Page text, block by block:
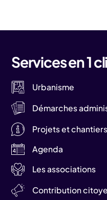
Services en 1
Urbanisme
Démarches
Projets et chantiers
Agenda
Les associations
Contribution